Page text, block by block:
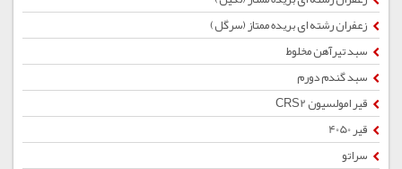
زعفران رشته ای بریده ممتاز (سرگل)
سبد تیرآهن مخلوط
سبد گندم دورم
قیر امولسیون CRS2
قیر 4050
سراتو